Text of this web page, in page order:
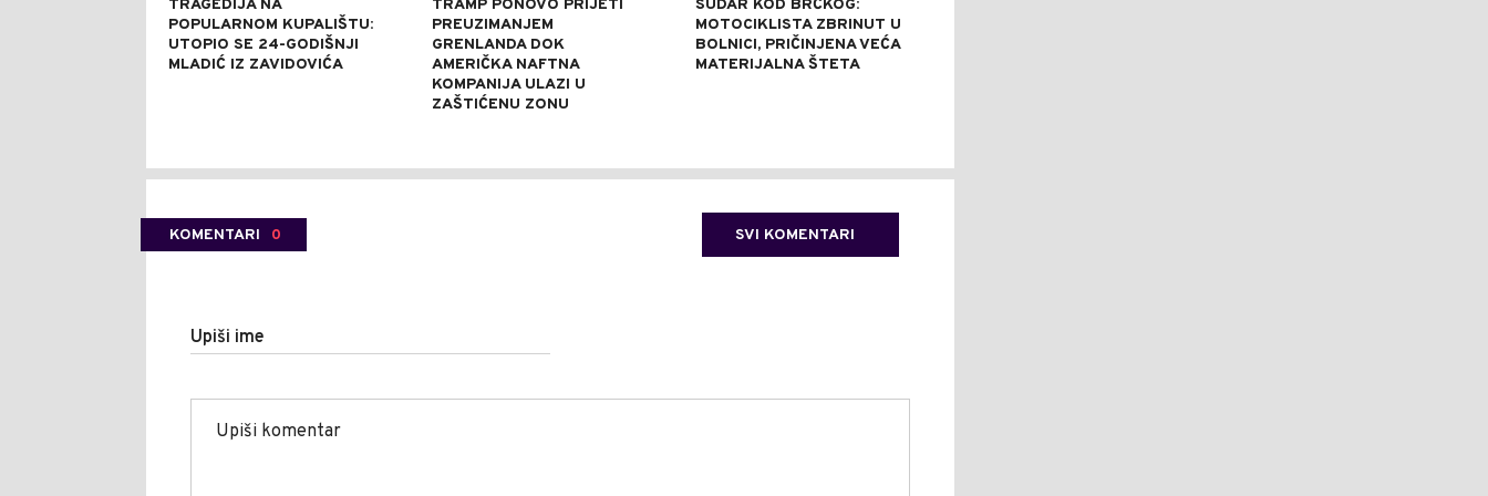
TRAGEDIJA NA
POPULARNOM KUPALIŠTU:
UTOPIO SE 24-GODIŠNJI
MLADIĆ IZ ZAVIDOVIĆA
TRAMP PONOVO PRIJETI
PREUZIMANJEM
GRENLANDA DOK
AMERIČKA NAFTNA
KOMPANIJA ULAZI U
ZAŠTIĆENU ZONU
SUDAR KOD BRČKOG:
MOTOCIKLISTA ZBRINUT U
BOLNICI, PRIČINJENA VEĆA
MATERIJALNA ŠTETA
KOMENTARI 0 SVI KOMENTARI
Upiši ime